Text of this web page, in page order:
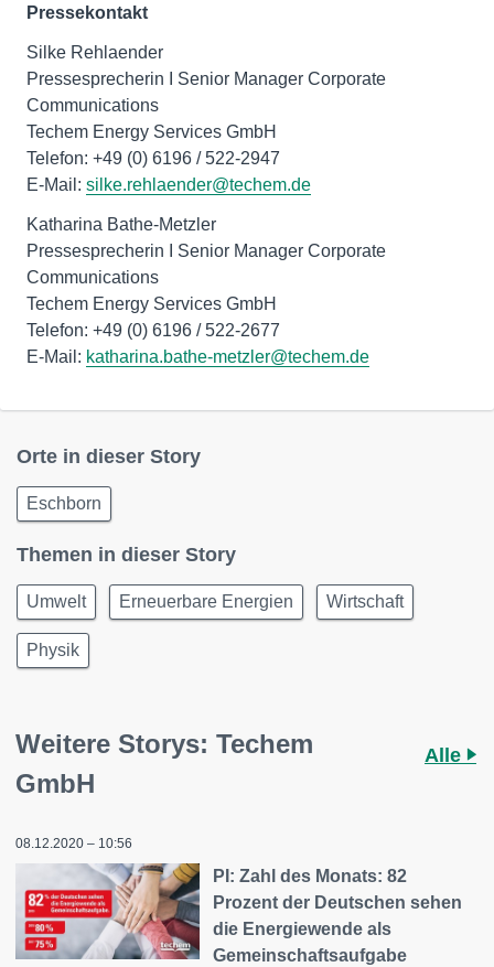
Pressekontakt
Silke Rehlaender
Pressesprecherin I Senior Manager Corporate
Communications
Techem Energy Services GmbH
Telefon: +49 (0) 6196 / 522-2947
E-Mail: silke.rehlaender@techem.de
Katharina Bathe-Metzler
Pressesprecherin I Senior Manager Corporate
Communications
Techem Energy Services GmbH
Telefon: +49 (0) 6196 / 522-2677
E-Mail: katharina.bathe-metzler@techem.de
Orte in dieser Story
Eschborn
Themen in dieser Story
Umwelt Erneuerbare Energien Wirtschaft
Physik
Weitere Storys: Techem
GmbH
Alle
08.12.2020 – 10:56
PI: Zahl des Monats: 82
Prozent der Deutschen sehen
die Energiewende als
Gemeinschaftsaufgabe